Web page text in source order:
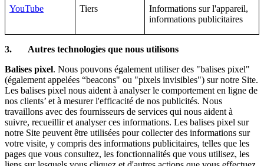
YouTube Tiers
Informations sur l'appareil,
informations publicitaires
3. Autres technologies que nous utilisons
Balises pixel. Nous pouvons également utiliser des "balises pixel"
(également appelées “beacons" ou "pixels invisibles") sur notre Site.
Les balises pixel nous aident à analyser le comportement en ligne de
nos clients’ et à mesurer l'efficacité de nos publicités. Nous
travaillons avec des fournisseurs de services qui nous aident à
suivre, recueillir et analyser ces informations. Les balises pixel sur
notre Site peuvent être utilisées pour collecter des informations sur
votre visite, y compris des informations publicitaires, telles que les
pages que vous consultez, les fonctionnalités que vous utilisez, les